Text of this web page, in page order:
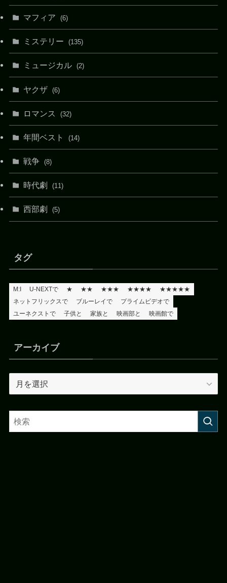
マフィア (6)
ミステリー (135)
ミュージカル (2)
ヤクザ (6)
ロマンス (32)
年間ベスト (14)
戦争 (8)
時代劇 (11)
西部劇 (5)
タグ
M:I U-NEXTで ★ ★★ ★★★ ★★★★
★★★★★
ネットフリックスで
ブルーレイで
プライムビデオで
ユーネクストで
子供と 家族と 映画部と 映画館で
アーカイブ
ー
イ
ブ